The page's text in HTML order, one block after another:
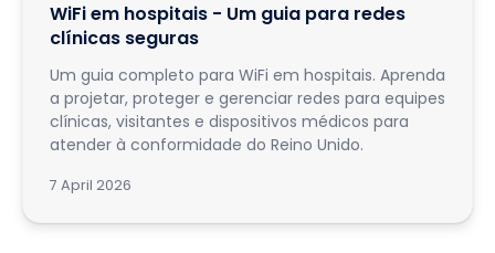
WiFi em hospitais - Um guia para redes
clínicas seguras
Um guia completo para WiFi em hospitais. Aprenda
a projetar, proteger e gerenciar redes para equipes
clínicas, visitantes e dispositivos médicos para
atender à conformidade do Reino Unido.
7 April 2026